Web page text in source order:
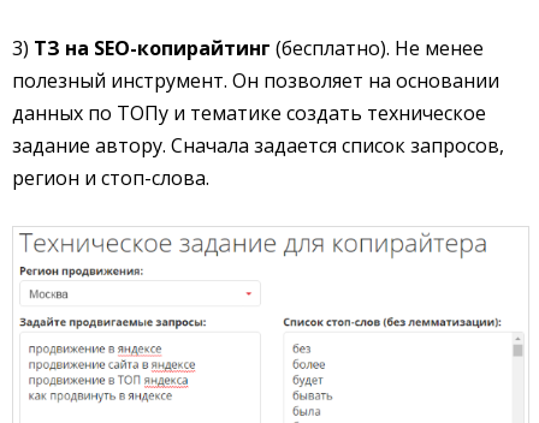
3) ТЗ на SEO-копирайтинг (бесплатно). Не менее
полезный инструмент. Он позволяет на основании
данных по ТОПу и тематике создать техническое
задание автору. Сначала задается список запросов,
регион и стоп-слова.